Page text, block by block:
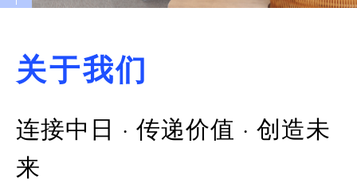
关于我们
连接中日 · 传递价值 · 创造未
来